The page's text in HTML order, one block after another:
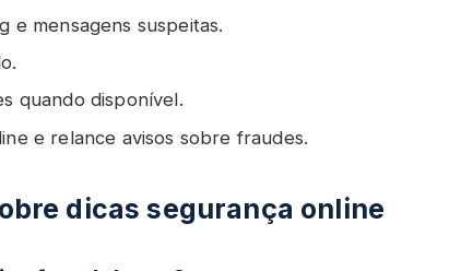
e mensagens suspeitas.
quando disponível.
e relance avisos sobre fraudes.
dicas segurança online